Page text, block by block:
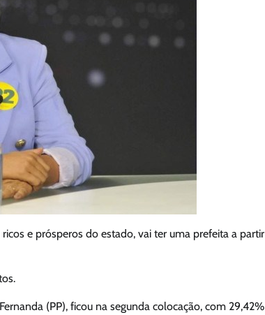
e prósperos do estado, vai ter uma prefeita a partir
(PP), ficou na segunda colocação, com 29,42%